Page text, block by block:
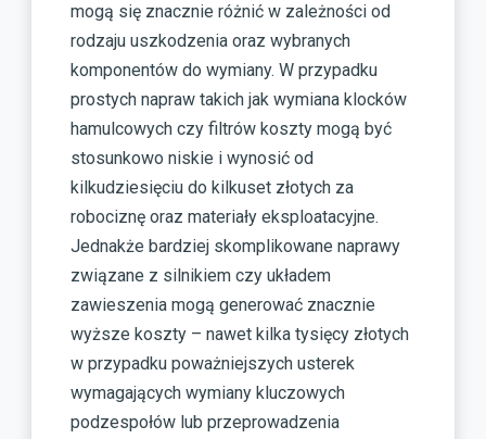
mogą się znacznie różnić w zależności od
rodzaju uszkodzenia oraz wybranych
komponentów do wymiany. W przypadku
prostych napraw takich jak wymiana klocków
hamulcowych czy filtrów koszty mogą być
stosunkowo niskie i wynosić od
kilkudziesięciu do kilkuset złotych za
robociznę oraz materiały eksploatacyjne.
Jednakże bardziej skomplikowane naprawy
związane z silnikiem czy układem
zawieszenia mogą generować znacznie
wyższe koszty – nawet kilka tysięcy złotych
w przypadku poważniejszych usterek
wymagających wymiany kluczowych
podzespołów lub przeprowadzenia